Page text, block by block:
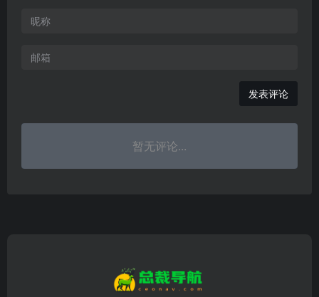
发表评论
暂无评论...